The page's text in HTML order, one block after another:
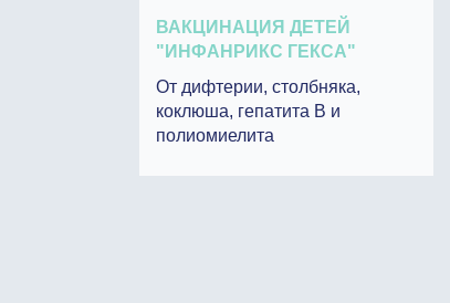
ВАКЦИНАЦИЯ ДЕТЕЙ
"ИНФАНРИКС ГЕКСА"
От дифтерии, столбняка,
коклюша, гепатита В и
полиомиелита